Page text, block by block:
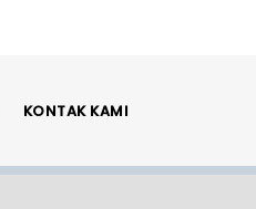
KONTAK KAMI